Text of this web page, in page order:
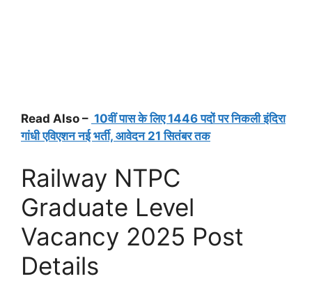
Read Also – 10वीं पास के लिए 1446 पदों पर निकली इंदिरा
गांधी एविएशन नई भर्ती, आवेदन 21 सितंबर तक
Railway NTPC
Graduate Level
Vacancy 2025 Post
Details